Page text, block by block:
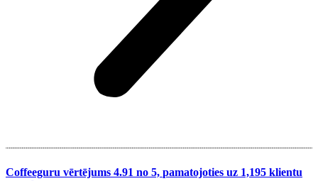
Coffeeguru vērtējums 4.91 no 5, pamatojoties uz 1,195 klientu